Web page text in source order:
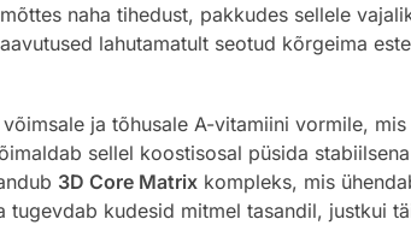
naha tihedust, pakkudes sellele
lahutamatult seotud kõrgeima
ja tõhusale A-vitamiini vormile,
sellel koostisosal püsida
3D Core Matrixkompleks, mis
kudesid mitmel tasandil, justkui